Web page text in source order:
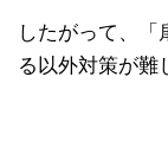
したがって、「
る以外対策が難